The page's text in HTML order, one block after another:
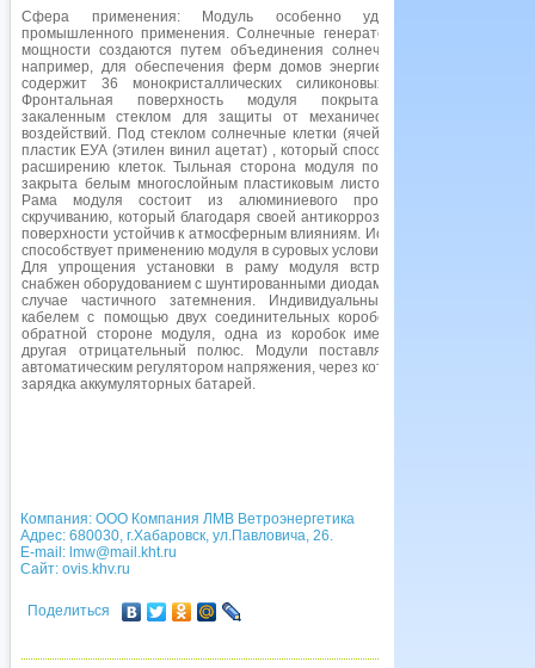
Сфера применения: Модуль особенно удобен для сектора
промышленного применения. Солнечные генераторы любой проектной
мощности создаются путем объединения солнечных модулей АSЕ-50,
например, для обеспечения ферм домов энергией. Описание: Модуль
содержит 36 монокристаллических силиконовых солнечных клеток.
Фронтальная поверхность модуля покрыта высокопрозрачным
закаленным стеклом для защиты от механических и климатических
воздействий. Под стеклом солнечные клетки (ячейки) встроены в мягкий
пластик ЕУА (этилен винил ацетат) , который способствует термическому
расширению клеток. Тыльная сторона модуля постоянно герметически
закрыта белым многослойным пластиковым листом высокой прочности.
Рама модуля состоит из алюминиевого профиля устойчивого к
скручиванию, который благодаря своей антикоррозийной анодированной
поверхности устойчив к атмосферным влияниям. Исключительный дизайн
способствует применению модуля в суровых условиях окружающей среды.
Для упрощения установки в раму модуля встроены болты. Модуль
снабжен оборудованием с шунтированными диодами для защиты клеток в
случае частичного затемнения. Индивидуальные модули оснащены
кабелем с помощью двух соединительных коробок, установленных на
обратной стороне модуля, одна из коробок имеет положительный, а
другая отрицательный полюс. Модули поставляются в комплекте с
автоматическим регулятором напряжения, через который осуществляется
зарядка аккумуляторных батарей.
Компания: ООО Компания ЛМВ Ветроэнергетика
Адрес: 680030, г.Хабаровск, ул.Павловича, 26.
E-mail: lmw@mail.kht.ru
Сайт: ovis.khv.ru
Поделиться